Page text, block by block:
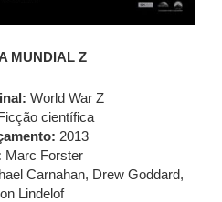
MUNDIAL Z
World War Z
científica
2013
Marc Forster
Carnahan, Drew Goddard,
Lindelof